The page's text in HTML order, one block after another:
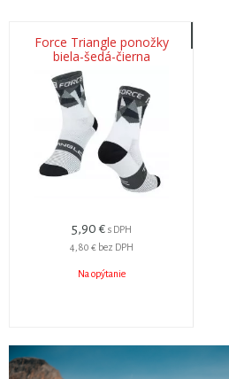
Force Triangle ponožky
biela-šedá-čierna
5,90 € s DPH
4,80 € bez DPH
Na opýtanie